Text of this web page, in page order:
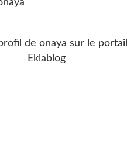
de onaya sur le portail
Eklablog